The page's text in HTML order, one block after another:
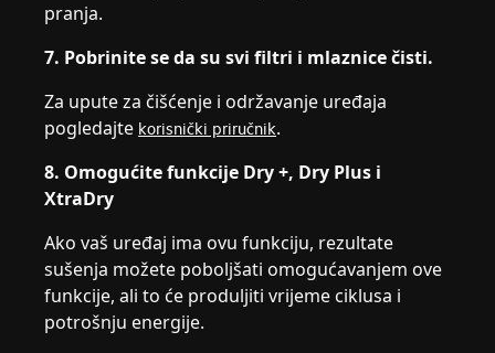
pranja.
7. Pobrinite se da su svi filtri i mlaznice čisti.
Za upute za čišćenje i održavanje uređaja
pogledajte korisnički priručnik.
8. Omogućite funkcije Dry +, Dry Plus i
XtraDry
Ako vaš uređaj ima ovu funkciju, rezultate
sušenja možete poboljšati omogućavanjem ove
funkcije, ali to će produljiti vrijeme ciklusa i
potrošnju energije.